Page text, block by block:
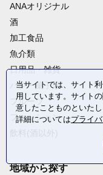
ANAオリジナル
酒
加工食品
魚介類
日用品・雑貨
パン・菓子類
フルーツ
ファッション
地域から探す
当サイトでは、サイト
用しています。サイト
意したことものといたし
詳細についてはプライ